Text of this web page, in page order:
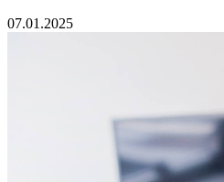
07.01.2025